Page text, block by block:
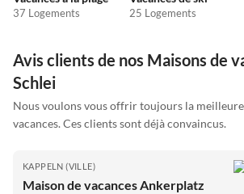
37 Logements 25 Logements
Avis clients de nos Maisons de
Schlei
Nous voulons vous offrir toujours la
vacances. Ces clients sont déjà convaincus.
KAPPELN (VILLE)
Maison de vacances Ankerplatz